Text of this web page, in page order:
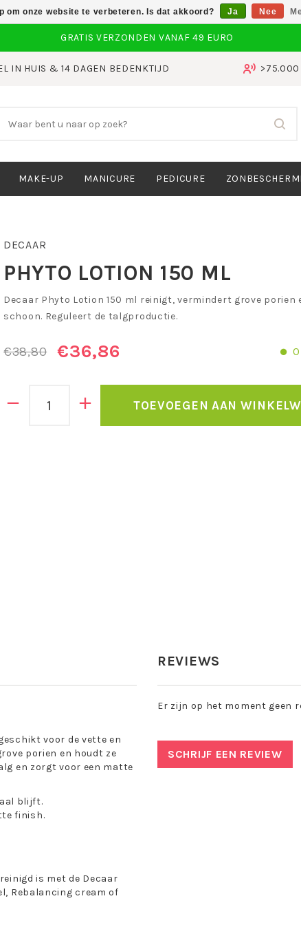
IN HUIS & 14 DAGEN BEDENKTIJD >75.000
MAKE-UP MANICURE PEDICURE
DECAAR
PHYTO LOTION 150 ML
Decaar Phyto Lotion 150 ml reinigt, vermindert grove porien
schoon. Reguleert de talgproductie.
€38,80 €36,86
TOEVOEGEN AAN
voor de vette en
porien en houdt ze
en zorgt voor een matte
blijft.
finish.
is met de Decaar
Rebalancing cream of
REVIEWS
Er zijn op het moment geen
SCHRIJF EEN REVIEW
om onze website te verbeteren. Is dat akkoord? Ja Nee